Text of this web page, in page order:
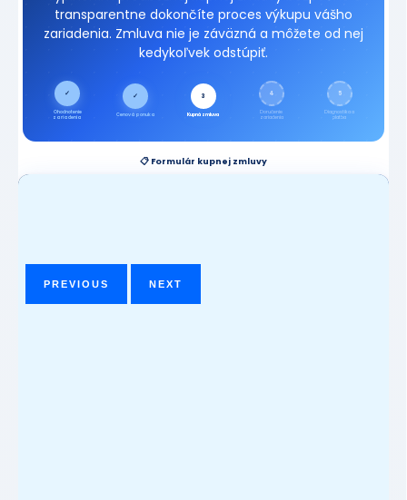
transparentne dokončíte proces výkupu vášho
zariadenia. Zmluva nie je záväzná a môžete od nej
kedykoľvek odstúpiť.
✓
Ohodnotenie
zariadenia
✓
Cenová ponuka
3
Kupná zmluva
4
Doručenie
zariadenia
5
Diagnostika a
platba